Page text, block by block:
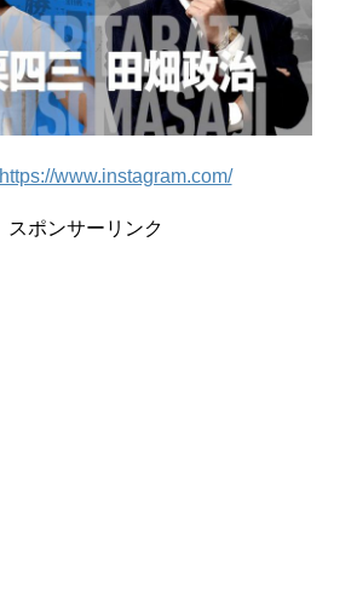
https://www.instagram.com/
スポンサーリンク